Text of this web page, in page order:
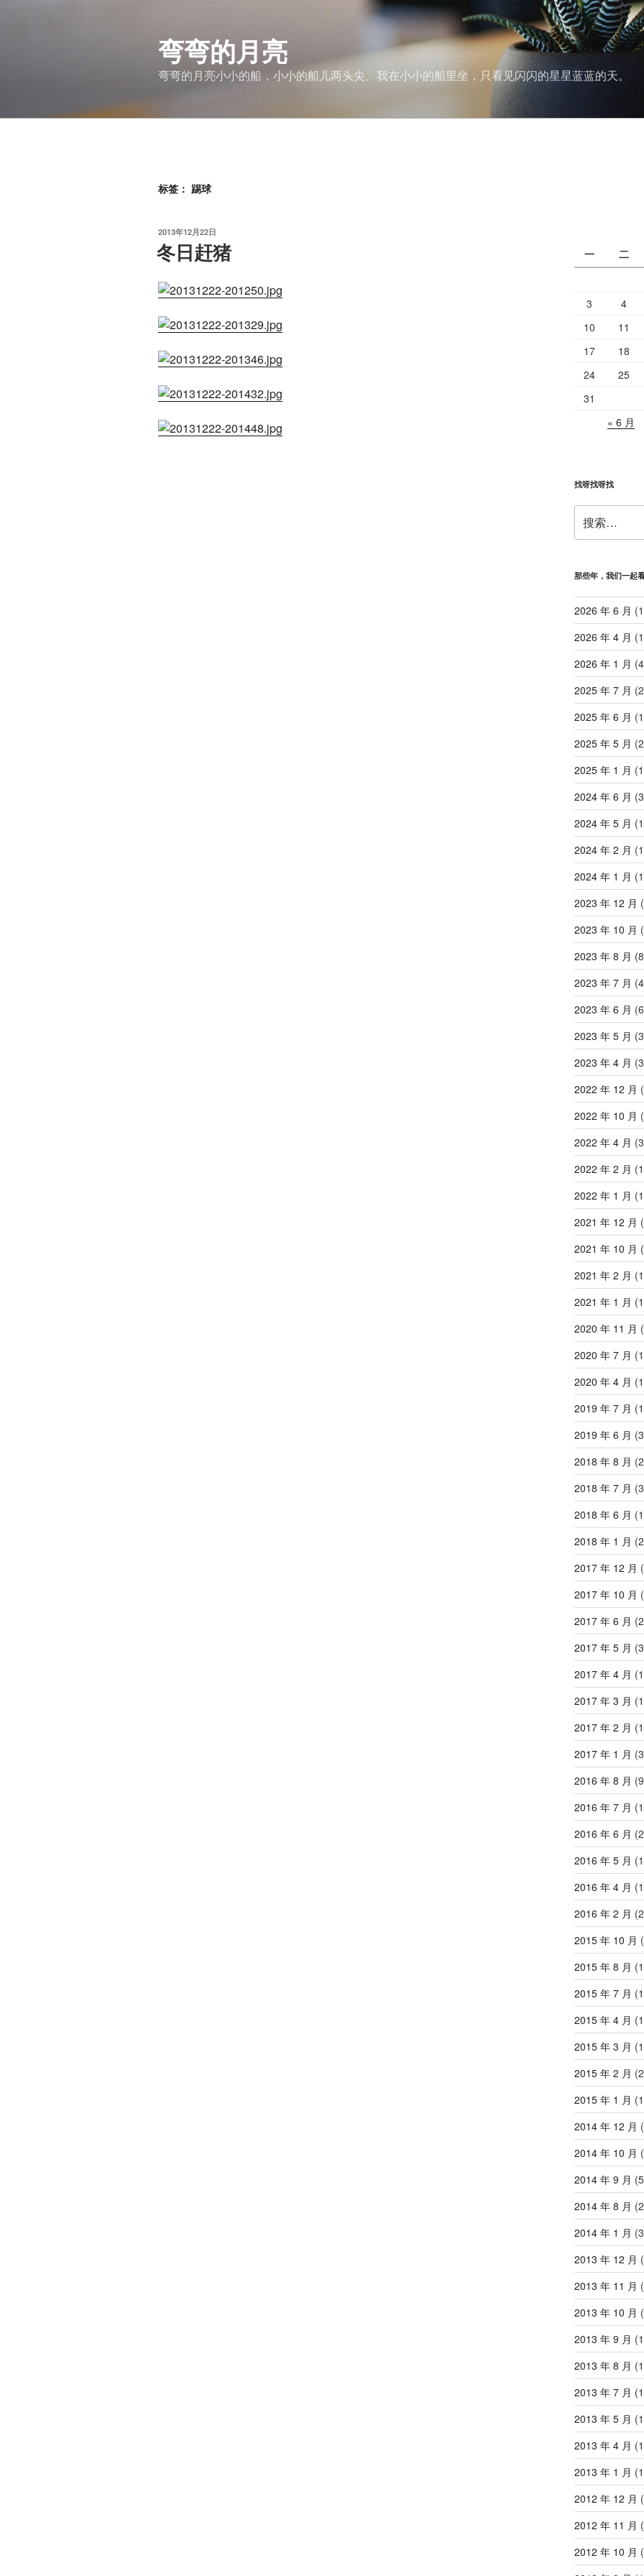
弯弯的月亮
弯弯的月亮小小的船，小小的船儿两头尖。我在小小的船里坐，只看见闪闪的星星蓝蓝的天。
标签： 踢球
发
布
于
2013年12月22日
冬日赶猪
一
二
3
4
10
11
17
18
24
25
31
« 6 月
找呀找呀找
索：
那些年，我们一起
2026 年 6 月
2026 年 4 月
2026 年 1 月
2025 年 7 月
2025 年 6 月
2025 年 5 月
2025 年 1 月
2024 年 6 月
2024 年 5 月
2024 年 2 月
2024 年 1 月
2023 年 12 月
2023 年 10 月
2023 年 8 月
2023 年 7 月
2023 年 6 月
2023 年 5 月
2023 年 4 月
2022 年 12 月
2022 年 10 月
2022 年 4 月
2022 年 2 月
2022 年 1 月
2021 年 12 月
2021 年 10 月
2021 年 2 月
2021 年 1 月
2020 年 11 月
2020 年 7 月
2020 年 4 月
2019 年 7 月
2019 年 6 月
2018 年 8 月
2018 年 7 月
2018 年 6 月
2018 年 1 月
2017 年 12 月
2017 年 10 月
2017 年 6 月
2017 年 5 月
2017 年 4 月
2017 年 3 月
2017 年 2 月
2017 年 1 月
2016 年 8 月
2016 年 7 月
2016 年 6 月
2016 年 5 月
2016 年 4 月
2016 年 2 月
2015 年 10 月
2015 年 8 月
2015 年 7 月
2015 年 4 月
2015 年 3 月
2015 年 2 月
2015 年 1 月
2014 年 12 月
2014 年 10 月
2014 年 9 月
2014 年 8 月
2014 年 1 月
2013 年 12 月
2013 年 11 月
2013 年 10 月
2013 年 9 月
2013 年 8 月
2013 年 7 月
2013 年 5 月
2013 年 4 月
2013 年 1 月
2012 年 12 月
2012 年 11 月
2012 年 10 月